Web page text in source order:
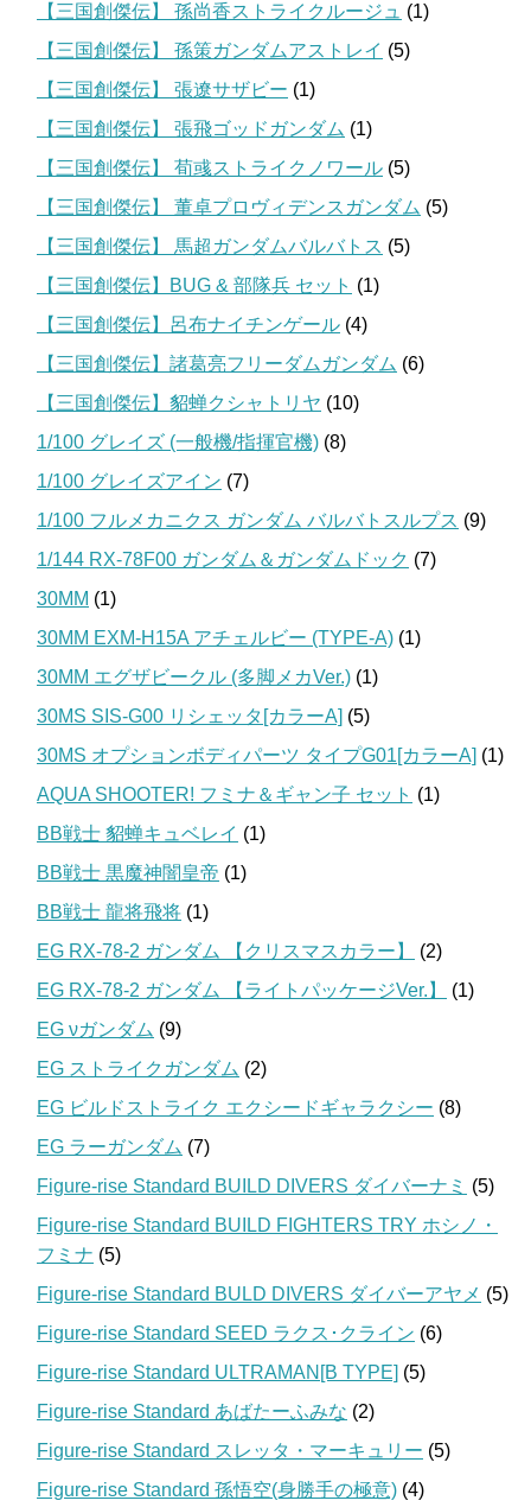
【三国創傑伝】 孫尚香ストライクルージュ (1)
【三国創傑伝】 孫策ガンダムアストレイ (5)
【三国創傑伝】 張遼サザビー (1)
【三国創傑伝】 張飛ゴッドガンダム (1)
【三国創傑伝】 荀彧ストライクノワール (5)
【三国創傑伝】 董卓プロヴィデンスガンダム (5)
【三国創傑伝】 馬超ガンダムバルバトス (5)
【三国創傑伝】BUG & 部隊兵 セット (1)
【三国創傑伝】呂布ナイチンゲール (4)
【三国創傑伝】諸葛亮フリーダムガンダム (6)
【三国創傑伝】貂蝉クシャトリヤ (10)
1/100 グレイズ (一般機/指揮官機) (8)
1/100 グレイズアイン (7)
1/100 フルメカニクス ガンダム バルバトスルプス (9)
1/144 RX-78F00 ガンダム＆ガンダムドック (7)
30MM (1)
30MM EXM-H15A アチェルビー (TYPE-A) (1)
30MM エグザビークル (多脚メカVer.) (1)
30MS SIS-G00 リシェッタ[カラーA] (5)
30MS オプションボディパーツ タイプG01[カラーA] (1)
AQUA SHOOTER! フミナ＆ギャン子 セット (1)
BB戦士 貂蝉キュベレイ (1)
BB戦士 黒魔神闇皇帝 (1)
BB戦士 龍将飛将 (1)
EG RX-78-2 ガンダム 【クリスマスカラー】
(2)
EG RX-78-2 ガンダム 【ライトパッケージVer.】
(1)
EG νガンダム (9)
EG ストライクガンダム (2)
EG ビルドストライク エクシードギャラクシー (8)
EG ラーガンダム (7)
Figure-rise Standard BUILD DIVERS ダイバーナミ (5)
Figure-rise Standard BUILD FIGHTERS TRY ホシノ・
フミナ (5)
Figure-rise Standard BULD DIVERS ダイバーアヤメ (5)
Figure-rise Standard SEED ラクス･クライン (6)
Figure-rise Standard ULTRAMAN[B TYPE] (5)
Figure-rise Standard あばたーふみな (2)
Figure-rise Standard スレッタ・マーキュリー (5)
Figure-rise Standard 孫悟空(身勝手の極意) (4)